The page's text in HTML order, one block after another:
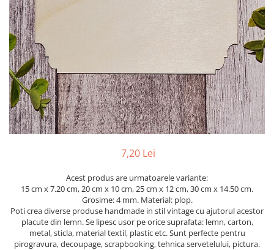
Mijloace de transport
Seturi figurine diverse
Forme vintage
Ornamente si scrapbooking
Scrapbooking
Placute
Rame foto
Suporturi decoupage, placute
7,20 Lei
Acest produs are urmatoarele variante:
15 cm x 7.20 cm, 20 cm x 10 cm, 25 cm x 12 cm, 30 cm x 14.50 cm.
Grosime: 4 mm. Material: plop.
Poti crea diverse produse handmade in stil vintage cu ajutorul acestor
placute din lemn. Se lipesc usor pe orice suprafata: lemn, carton,
metal, sticla, material textil, plastic etc. Sunt perfecte pentru
pirogravura, decoupage, scrapbooking, tehnica servetelului, pictura.